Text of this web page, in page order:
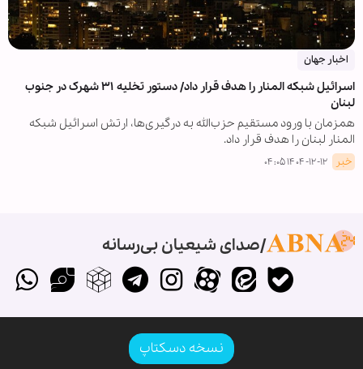
اخبار جهان
اسرائیل شبکه المنار را هدف قرار داد/ دستور تخلیه ۳۱ شهرک در جنوب
لبنان
همزمان با ورود مستقیم حزب‌الله به درگیری‌ها، ارتش اسرائیل شبکه
المنار لبنان را هدف قرار داد.
خبر ۱۴۰۴-۱۲-۱۲ ۰۴:۰۵
صدای شیعیان بی‌رسانه
نسخه دسکتاپ